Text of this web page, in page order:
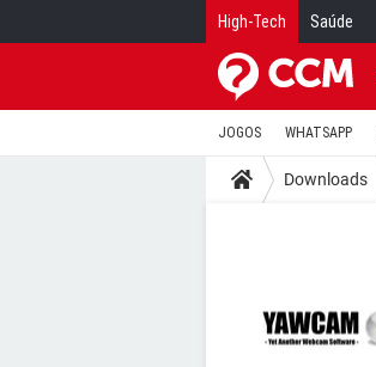
High-Tech Saúde
JOGOS WHATSAPP
Downloads